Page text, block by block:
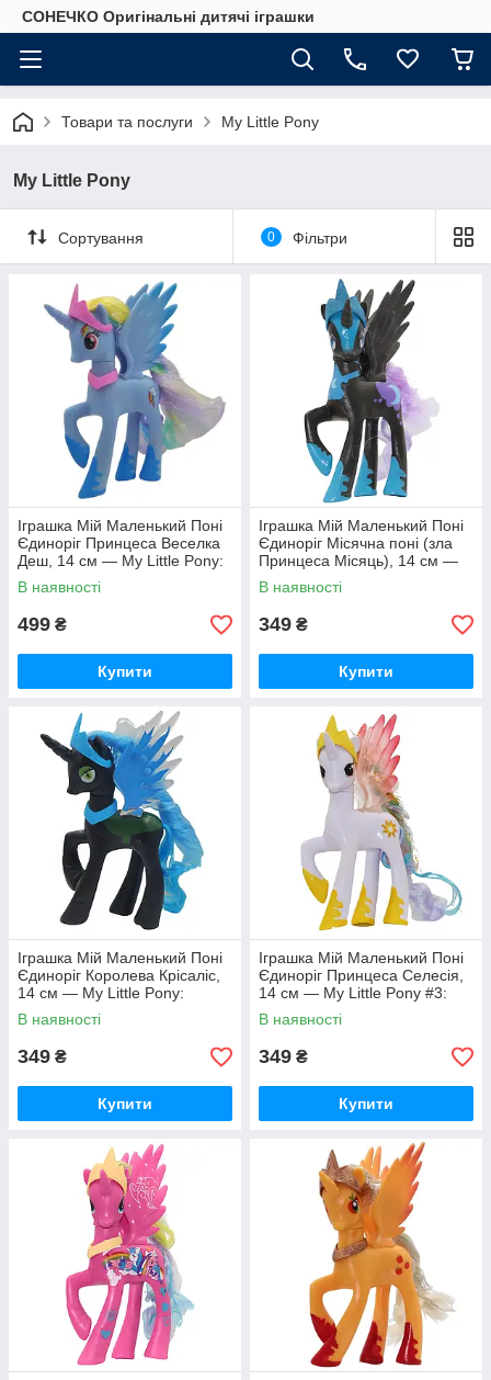
СОНЕЧКО Оригінальні дитячі іграшки
Товари та послуги My Little Pony
My Little Pony
Сортування 0 Фільтри
Іграшка Мій Маленький Поні
Єдиноріг Принцеса Веселка
Деш, 14 см — My Little Pony:
Rainbow Dash
В наявності
499 ₴
Купити
Іграшка Мій Маленький Поні
Єдиноріг Місячна поні (зла
Принцеса Місяць), 14 см —
My Little Pony: Nightmare
Moon
В наявності
349 ₴
Купити
Іграшка Мій Маленький Поні
Єдиноріг Королева Крісаліс,
14 см — My Little Pony:
Queen Chrysalis
В наявності
349 ₴
Купити
Іграшка Мій Маленький Поні
Єдиноріг Принцеса Селесія,
14 см — My Little Pony #3:
Princess Celestia
В наявності
349 ₴
Купити